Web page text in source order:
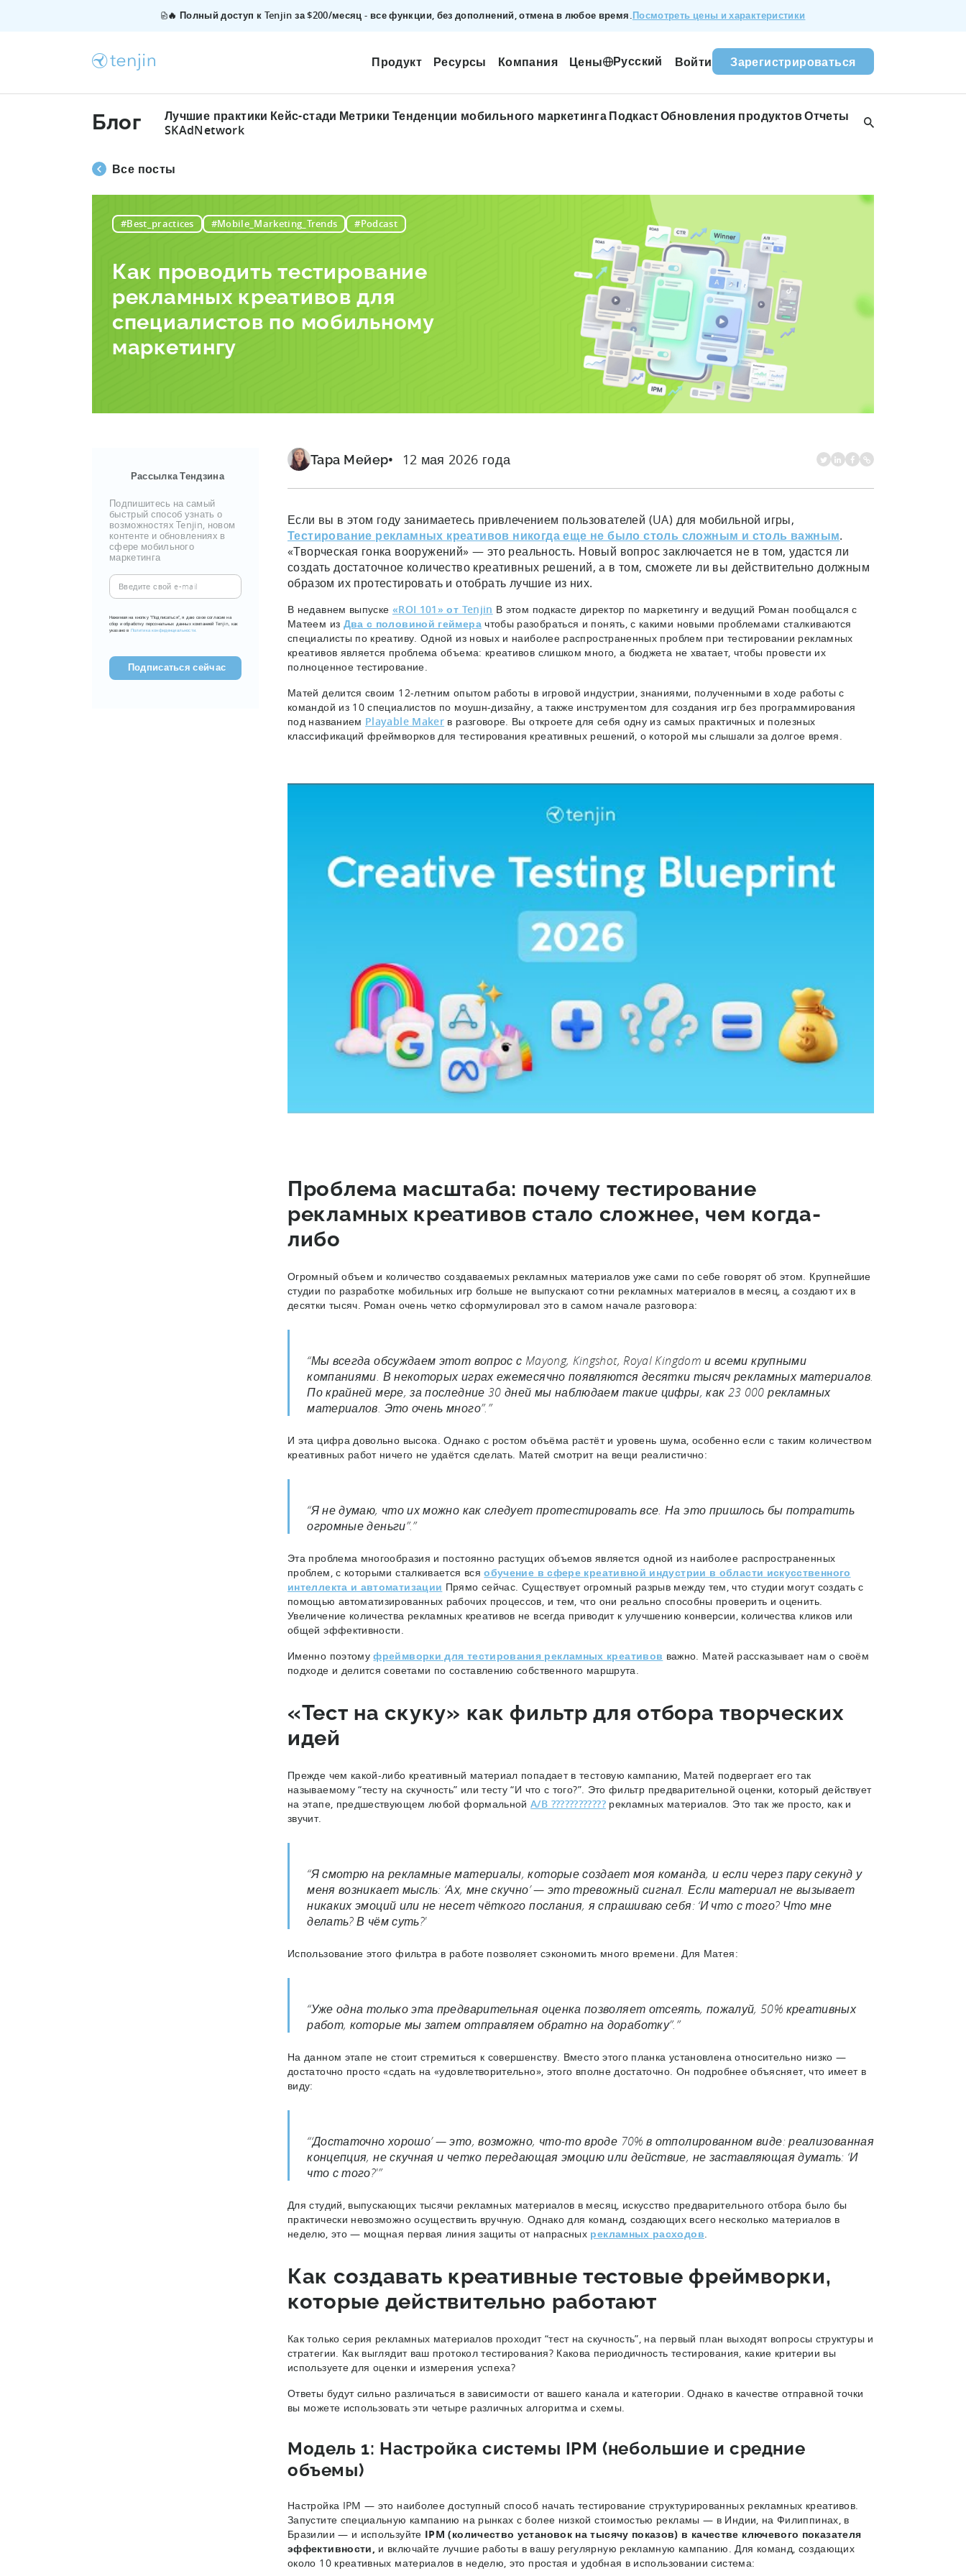
🔥 Полный доступ к Tenjin за $200/месяц - все функции, без дополнений, отмена в любое время.Посмотреть цены и характеристики
Продукт Ресурсы Компания Цены Русский Войти Зарегистрироваться
Блог Лучшие практики Кейс-стади Метрики Тенденции мобильного маркетингаПодкастОбновления продуктовОтчеты
SKAdNetwork
Все посты
#Best_practices #Mobile_Marketing_Trends #Podcast
Как проводить тестирование
рекламных креативов для
специалистов по мобильному
маркетингу
Рассылка Тендзина
Подпишитесь на самый
быстрый способ узнать о
возможностях Tenjin, новом
контенте и обновлениях в
сфере мобильного
маркетинга
Введите
свой
e-
mail
Нажимая на кнопку "Подписаться", я даю свое согласие на
сбор и обработку персональных данных компанией Tenjin, как
указано в Политика конфиденциальности.
Тара Мейер 12 мая 2026 года
Если вы в этом году занимаетесь привлечением пользователей (UA) для мобильной игры,
Тестирование рекламных креативов никогда еще не было столь сложным и столь важным.
«Творческая гонка вооружений» — это реальность. Новый вопрос заключается не в том, удастся ли
создать достаточное количество креативных решений, а в том, сможете ли вы действительно должным
образом их протестировать и отобрать лучшие из них.
В недавнем выпуске «ROI 101» от Tenjin В этом подкасте директор по маркетингу и ведущий Роман пообщался с
Матеем из Два с половиной геймерачтобы разобраться и понять, с какими новыми проблемами сталкиваются
специалисты по креативу. Одной из новых и наиболее распространенных проблем при тестировании рекламных
креативов является проблема объема: креативов слишком много, а бюджета не хватает, чтобы провести их
полноценное тестирование.
Матей делится своим 12-летним опытом работы в игровой индустрии, знаниями, полученными в ходе работы с
командой из 10 специалистов по моушн-дизайну, а также инструментом для создания игр без программирования
под названием Playable Maker в разговоре. Вы откроете для себя одну из самых практичных и полезных
классификаций фреймворков для тестирования креативных решений, о которой мы слышали за долгое время.
Проблема масштаба: почему тестирование
рекламных креативов стало сложнее, чем когда-
либо
Огромный объем и количество создаваемых рекламных материалов уже сами по себе говорят об этом. Крупнейшие
студии по разработке мобильных игр больше не выпускают сотни рекламных материалов в месяц, а создают их в
десятки тысяч. Роман очень четко сформулировал это в самом начале разговора:
“Мы всегда обсуждаем этот вопрос с Mayong, Kingshot, Royal Kingdom и всеми крупными
компаниями. В некоторых играх ежемесячно появляются десятки тысяч рекламных материалов.
По крайней мере, за последние 30 дней мы наблюдаем такие цифры, как 23 000 рекламных
материалов. Это очень много”.”
И эта цифра довольно высока. Однако с ростом объёма растёт и уровень шума, особенно если с таким количеством
креативных работ ничего не удаётся сделать. Матей смотрит на вещи реалистично:
“Я не думаю, что их можно как следует протестировать все. На это пришлось бы потратить
огромные деньги”.”
Эта проблема многообразия и постоянно растущих объемов является одной из наиболее распространенных
проблем, с которыми сталкивается всяобучение в сфере креативной индустрии в области искусственного
интеллекта и автоматизации Прямо сейчас. Существует огромный разрыв между тем, что студии могут создать с
помощью автоматизированных рабочих процессов, и тем, что они реально способны проверить и оценить.
Увеличение количества рекламных креативов не всегда приводит к улучшению конверсии, количества кликов или
общей эффективности.
Именно поэтомуфреймворки для тестирования рекламных креативов важно. Матей рассказывает нам о своём
подходе и делится советами по составлению собственного маршрута.
«Тест на скуку» как фильтр для отбора творческих
идей
Прежде чем какой-либо креативный материал попадает в тестовую кампанию, Матей подвергает его так
называемому “тесту на скучность” или тесту “И что с того?”. Это фильтр предварительной оценки, который действует
на этапе, предшествующем любой формальнойA/B ????????????рекламных материалов. Это так же просто, как и
звучит.
“Я смотрю на рекламные материалы, которые создает моя команда, и если через пару секунд у
меня возникает мысль: ‘Ах, мне скучно’ — это тревожный сигнал. Если материал не вызывает
никаких эмоций или не несет чёткого послания, я спрашиваю себя: ‘И что с того? Что мне
делать? В чём суть?'
Использование этого фильтра в работе позволяет сэкономить много времени. Для Матея:
“Уже одна только эта предварительная оценка позволяет отсеять, пожалуй, 50% креативных
работ, которые мы затем отправляем обратно на доработку”.”
На данном этапе не стоит стремиться к совершенству. Вместо этого планка установлена относительно низко —
достаточно просто «сдать на «удовлетворительно», этого вполне достаточно. Он подробнее объясняет, что имеет в
виду:
“‘Достаточно хорошо’ — это, возможно, что-то вроде 70% в отполированном виде: реализованная
концепция, не скучная и четко передающая эмоцию или действие, не заставляющая думать: ‘И
что с того?'”
Для студий, выпускающих тысячи рекламных материалов в месяц, искусство предварительного отбора было бы
практически невозможно осуществить вручную. Однако для команд, создающих всего несколько материалов в
неделю, это — мощная первая линия защиты от напрасных рекламных расходов.
Как создавать креативные тестовые фреймворки,
которые действительно работают
Как только серия рекламных материалов проходит “тест на скучность”, на первый план выходят вопросы структуры и
стратегии. Как выглядит ваш протокол тестирования? Какова периодичность тестирования, какие критерии вы
используете для оценки и измерения успеха?
Ответы будут сильно различаться в зависимости от вашего канала и категории. Однако в качестве отправной точки
вы можете использовать эти четыре различных алгоритма и схемы.
Модель 1: Настройка системы IPM (небольшие и средние
объемы)
Настройка IPM — это наиболее доступный способ начать тестирование структурированных рекламных креативов.
Запустите специальную кампанию на рынках с более низкой стоимостью рекламы — в Индии, на Филиппинах, в
Бразилии — и используйте IPM (количество установок на тысячу показов) в качестве ключевого показателя
эффективности, и включайте лучшие работы в вашу регулярную рекламную кампанию. Для команд, создающих
около 10 креативных материалов в неделю, это простая и удобная в использовании система: